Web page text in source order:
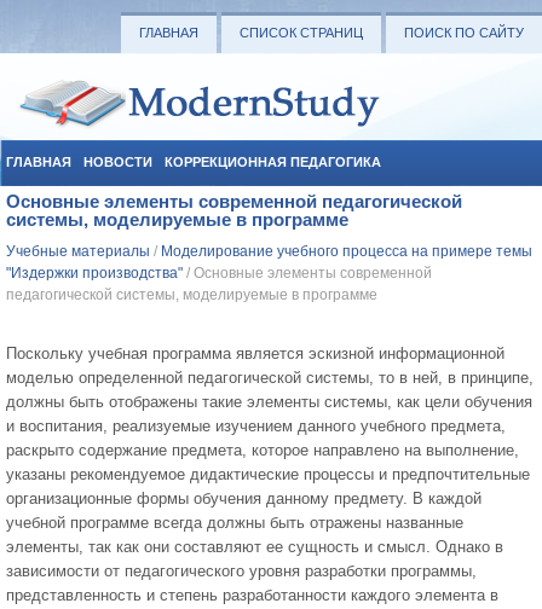
ГЛАВНАЯ СПИСОК СТРАНИЦ ПОИСК ПО САЙТУ
ГЛАВНАЯ НОВОСТИ КОРРЕКЦИОННАЯ ПЕДАГОГИКА
СОЦИАЛЬНАЯ ПЕДАГОГИКА УЧЕБНЫЕ МАТЕРИАЛЫ
Основные элементы современной педагогической
системы, моделируемые в программе
Учебные материалы / Моделирование учебного процесса на примере темы
"Издержки производства" / Основные элементы современной
педагогической системы, моделируемые в программе
Поскольку учебная программа является эскизной информационной
моделью определенной педагогической системы, то в ней, в принципе,
должны быть отображены такие элементы системы, как цели обучения
и воспитания, реализуемые изучением данного учебного предмета,
раскрыто содержание предмета, которое направлено на выполнение,
указаны рекомендуемое дидактические процессы и предпочтительные
организационные формы обучения данному предмету. В каждой
учебной программе всегда должны быть отражены названные
элементы, так как они составляют ее сущность и смысл. Однако в
зависимости от педагогического уровня разработки программы,
представленность и степень разработанности каждого элемента в